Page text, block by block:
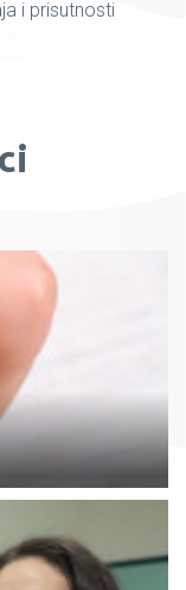
i prisutnosti